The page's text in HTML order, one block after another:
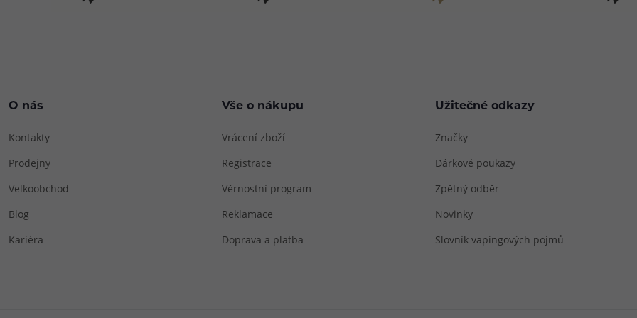
O nás
Kontakty
Prodejny
Velkoobchod
Blog
Kariéra
Vše o nákupu
Vrácení zboží
Registrace
Věrnostní program
Reklamace
Doprava a platba
Užitečné odkazy
Značky
Dárkové poukazy
Zpětný odběr
Novinky
Slovník vapingových pojmů